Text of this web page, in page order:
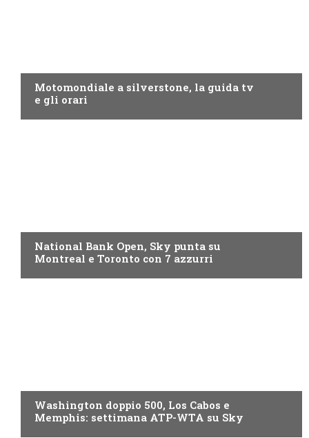
Motomondiale a silverstone, la guida tv
e gli orari
National Bank Open, Sky punta su
Montreal e Toronto con 7 azzurri
Washington doppio 500, Los Cabos e
Memphis: settimana ATP-WTA su Sky